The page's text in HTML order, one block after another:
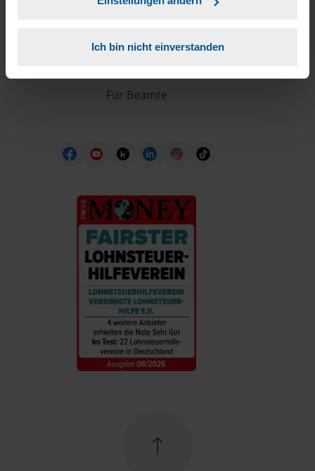
Ich bin nicht einverstanden
Die erste Steuererklärung
Für Azubis
Für Beamte